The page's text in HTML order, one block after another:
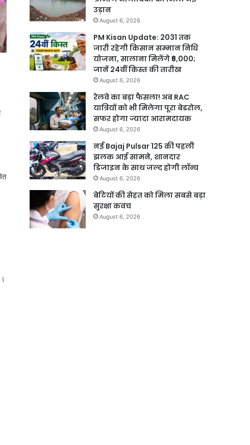
उड़ान
August 6, 2026
PM Kisan Update: 2031 तक
जारी रहेगी किसान सम्मान निधि
योजना, सालाना मिलेंगे ₹6,000;
जानें 24वीं किस्त की तारीख
August 6, 2026
रेलवे का बड़ा फैसला! अब RAC
यात्रियों को भी मिलेगा पूरा बेडरोल,
सफर होगा ज्यादा आरामदायक
August 6, 2026
नई Bajaj Pulsar 125 की पहली
झलक आई सामने, शानदार
डिजाइन के साथ जल्द होगी लॉन्च
August 6, 2026
बेटियों की सेहत को मिला सबसे बड़ा
सुरक्षा कवच
August 6, 2026